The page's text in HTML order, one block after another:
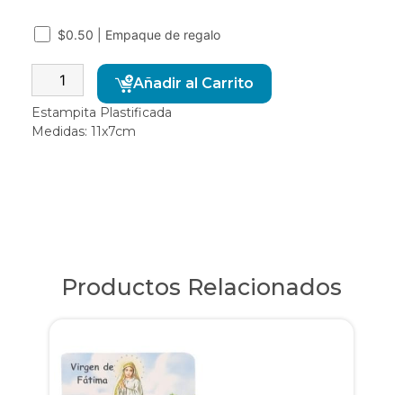
$0.50 | Empaque de regalo
Añadir al Carrito
Estampita Plastificada
Medidas: 11x7cm
Productos Relacionados